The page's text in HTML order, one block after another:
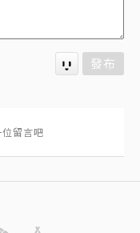
發布